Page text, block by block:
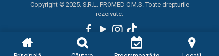
Copyright © 2025. S.R.L. PROMED C.M.S. Toate drepturile
rezervate.